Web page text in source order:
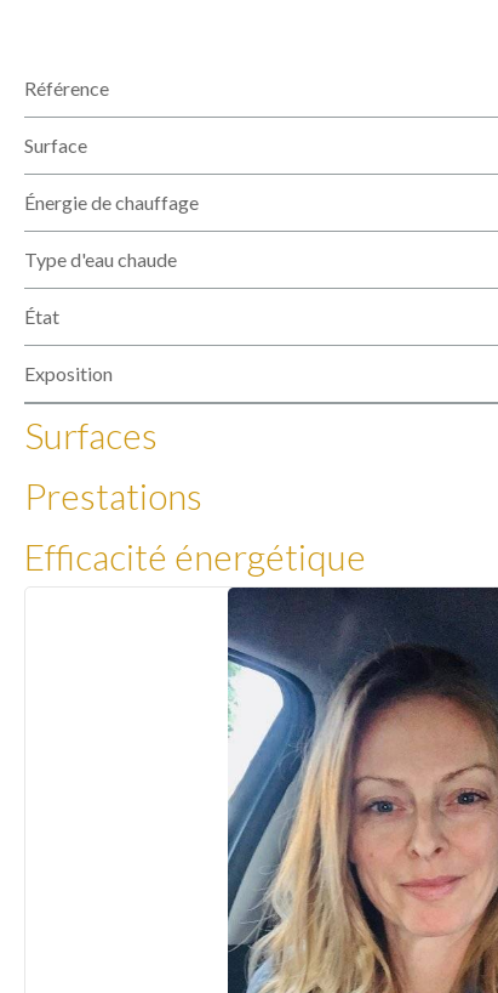
Référence
Surface
Énergie de chauffage
Type d'eau chaude
État
Exposition
Surfaces
Prestations
Efficacité énergétique